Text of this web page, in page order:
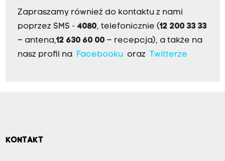
Zapraszamy również do kontaktu z nami
poprzez SMS - 4080, telefonicznie (12 200 33 33
– antena,12 630 60 00 – recepcja), a także na
nasz profil na
Facebookuoraz Twitterze
KONTAKT